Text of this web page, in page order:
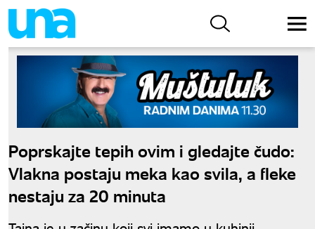
Poprskajte tepih ovim i gledajte čudo:
Vlakna postaju meka kao svila, a fleke
nestaju za 20 minuta